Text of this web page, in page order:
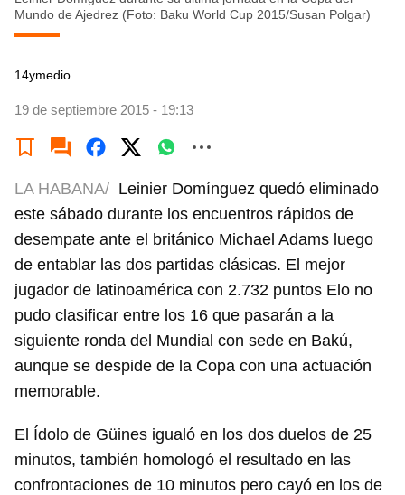
Mundo de Ajedrez (Foto: Baku World Cup 2015/Susan Polgar)
14ymedio
19 de septiembre 2015 - 19:13
LA HABANA/ Leinier Domínguez quedó eliminado
este sábado durante los encuentros rápidos de
desempate ante el británico Michael Adams luego
de entablar las dos partidas clásicas. El mejor
jugador de latinoamérica con 2.732 puntos Elo no
pudo clasificar entre los 16 que pasarán a la
siguiente ronda del Mundial con sede en Bakú,
aunque se despide de la Copa con una actuación
memorable.
El Ídolo de Güines igualó en los dos duelos de 25
minutos, también homologó el resultado en las
confrontaciones de 10 minutos pero cayó en los de